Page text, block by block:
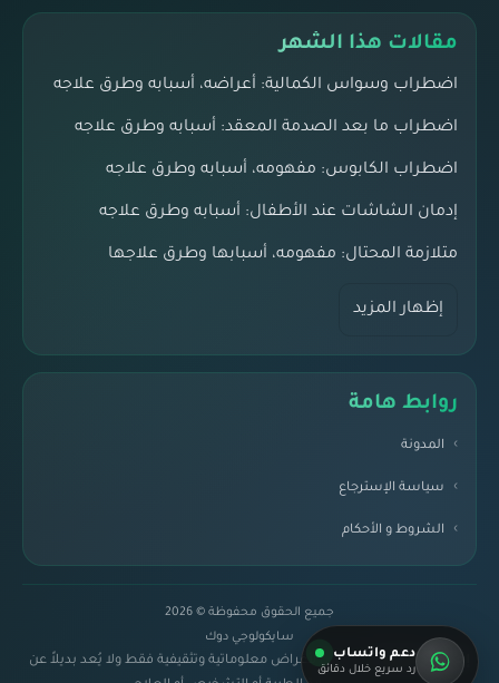
مقالات هذا الشهر
اضطراب وسواس الكمالية: أعراضه، أسبابه وطرق علاجه
اضطراب ما بعد الصدمة المعقد: أسبابه وطرق علاجه
اضطراب الكابوس: مفهومه، أسبابه وطرق علاجه
إدمان الشاشات عند الأطفال: أسبابه وطرق علاجه
متلازمة المحتال: مفهومه، أسبابها وطرق علاجها
إظهار المزيد
روابط هامة
المدونة
سياسة الإسترجاع
الشروط و الأحكام
جميع الحقوق محفوظة © 2026
سايكولوجي دوك
إخلاء مسؤولية:
المحتوى لأغراض معلوماتية وتثقيفية فقط ولا يُعد بديلاً عندعم واتساب
رد سريع خلال دقائق